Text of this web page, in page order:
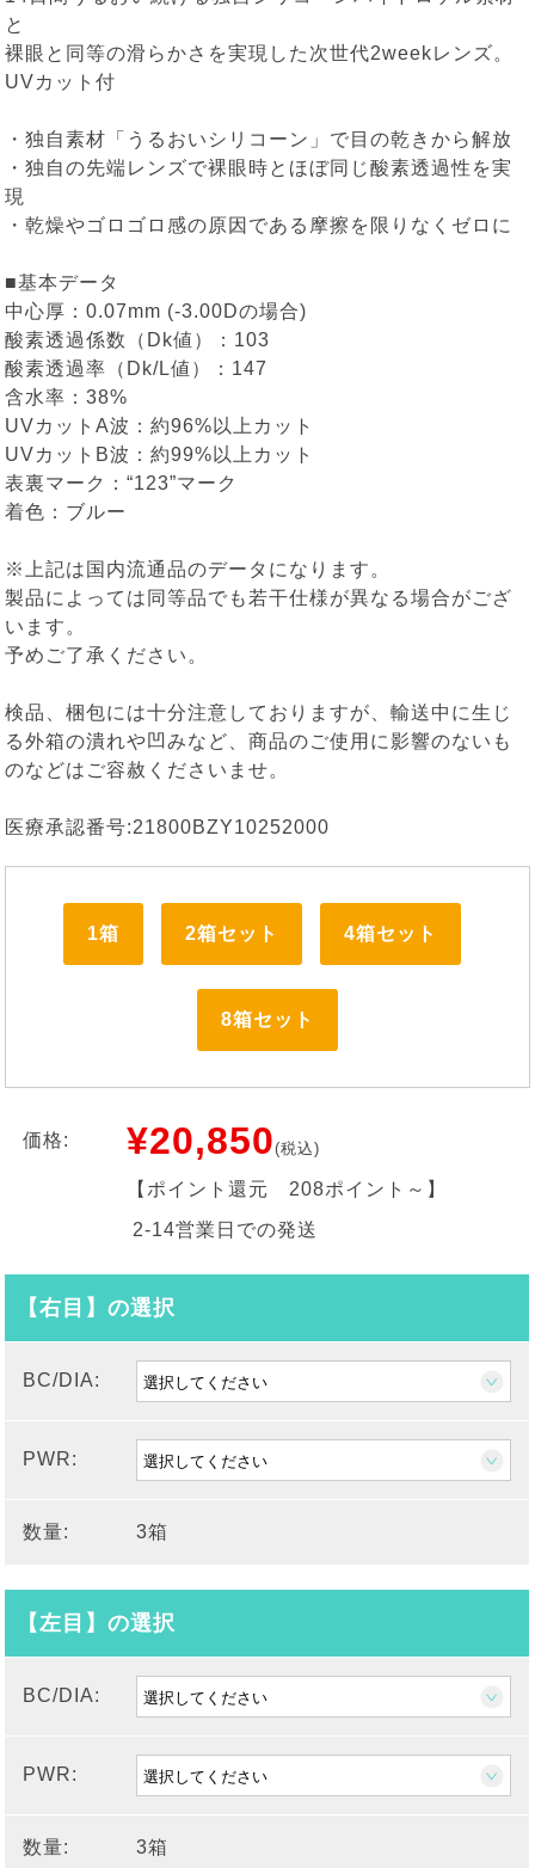
と
裸眼と同等の滑らかさを実現した次世代2weekレンズ。
UVカット付
・独自素材「うるおいシリコーン」で目の乾きから解放
・独自の先端レンズで裸眼時とほぼ同じ酸素透過性を実
現
・乾燥やゴロゴロ感の原因である摩擦を限りなくゼロに
■基本データ
中心厚：0.07mm (-3.00Dの場合)
酸素透過係数（Dk値）：103
酸素透過率（Dk/L値）：147
含水率：38%
UVカットA波：約96%以上カット
UVカットB波：約99%以上カット
表裏マーク：“123”マーク
着色：ブルー
※上記は国内流通品のデータになります。
製品によっては同等品でも若干仕様が異なる場合がござ
います。
予めご了承ください。
検品、梱包には十分注意しておりますが、輸送中に生じ
る外箱の潰れや凹みなど、商品のご使用に影響のないも
のなどはご容赦くださいませ。
医療承認番号:21800BZY10252000
1箱 2箱セット 4箱セット
8箱セット
価格: ¥20,850(税込)
【ポイント還元 208ポイント～ 】
2-14営業日での発送
【右目】の選択
BC/DIA:
PWR:
数量: 3箱
【左目】の選択
BC/DIA:
PWR:
数量: 3箱